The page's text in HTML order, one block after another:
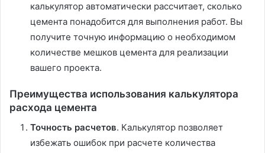
калькулятор автоматически рассчитает, сколько
цемента понадобится для выполнения работ. Вы
получите точную информацию о необходимом
количестве мешков цемента для реализации
вашего проекта.
Преимущества использования калькулятора
расхода цемента
Точность расчетов. Калькулятор позволяет
избежать ошибок при расчете количества